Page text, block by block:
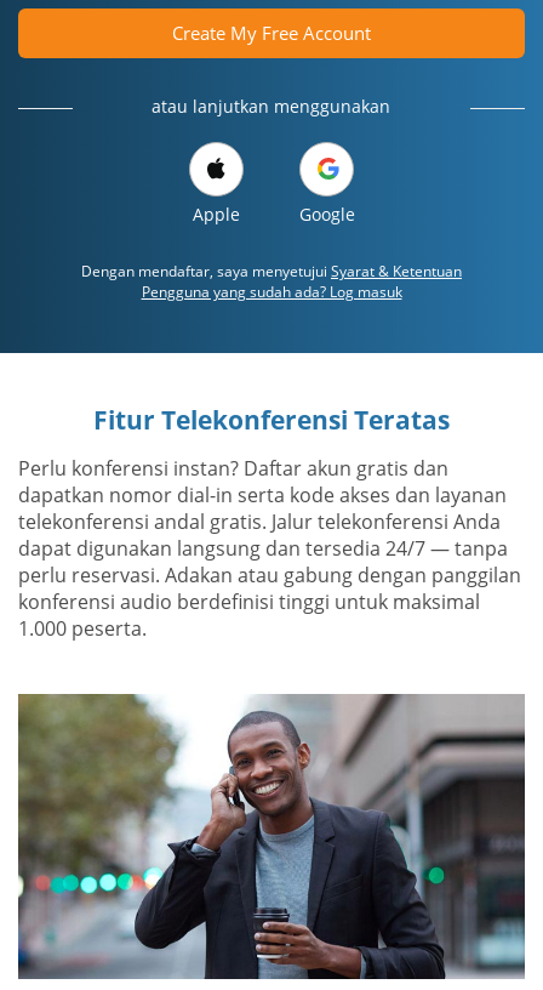
Create My Free Account
atau lanjutkan menggunakan
Apple Google
Dengan mendaftar, saya menyetujui Syarat & Ketentuan
Pengguna yang sudah ada? Log masuk
Fitur Telekonferensi Teratas
Perlu konferensi instan? Daftar akun gratis dan
dapatkan nomor dial-in serta kode akses dan layanan
telekonferensi andal gratis. Jalur telekonferensi Anda
dapat digunakan langsung dan tersedia 24/7 — tanpa
perlu reservasi. Adakan atau gabung dengan panggilan
konferensi audio berdefinisi tinggi untuk maksimal
1.000 peserta.